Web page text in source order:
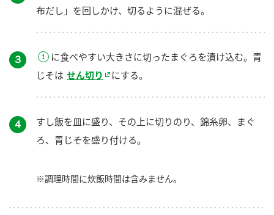
布だし」を回しかけ、切るように混ぜる。
３
に食べやすい大きさに切ったまぐろを漬け込む。青
じそは せん切り にする。
４
すし飯を皿に盛り、その上に切りのり、錦糸卵、まぐ
ろ、青じそを盛り付ける。
※調理時間に炊飯時間は含みません。